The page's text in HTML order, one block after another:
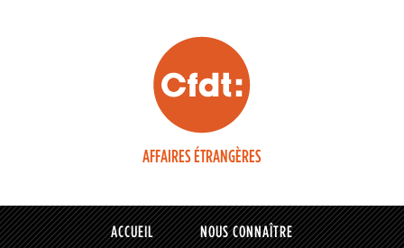
AFFAIRES ÉTRANGÈRES
ACCUEIL NOUS CONNAÎTRE